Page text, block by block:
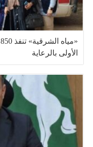
الأولى بالرعاية